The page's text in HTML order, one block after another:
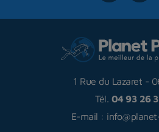
1 Rue du Lazaret -
Tél. 04 93 26
E-mail :